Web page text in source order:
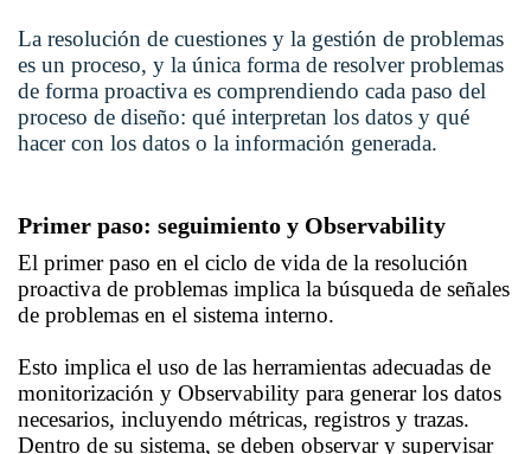
La resolución de cuestiones y la gestión de problemas
es un proceso, y la única forma de resolver problemas
de forma proactiva es comprendiendo cada paso del
proceso de diseño: qué interpretan los datos y qué
hacer con los datos o la información generada.
Primer paso: seguimiento y Observability
El primer paso en el ciclo de vida de la resolución
proactiva de problemas implica la búsqueda de señales
de problemas en el sistema interno.
Esto implica el uso de las herramientas adecuadas de
monitorización y Observability para generar los datos
necesarios, incluyendo métricas, registros y trazas.
Dentro de su sistema, se deben observar y supervisar